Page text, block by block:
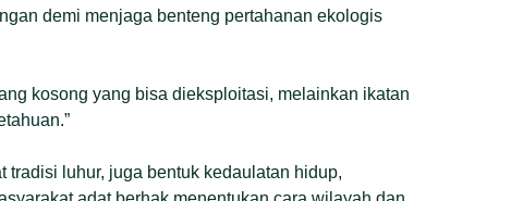
demi menjaga benteng pertahanan ekologis
kosong yang bisa dieksploitasi, melainkan ikatan
tradisi luhur, juga bentuk kedaulatan hidup,